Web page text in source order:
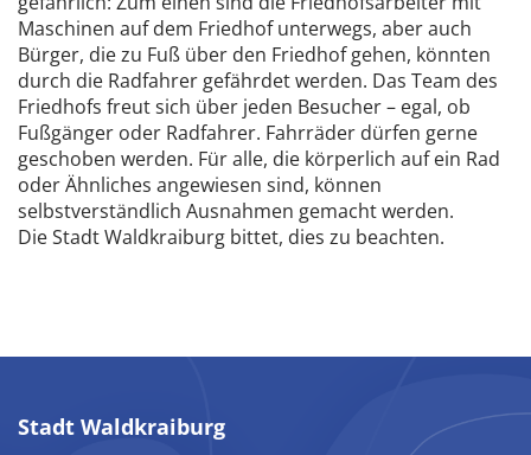
Maschinen auf dem Friedhof unterwegs, aber auch
Bürger, die zu Fuß über den Friedhof gehen, könnten
durch die Radfahrer gefährdet werden. Das Team des
Friedhofs freut sich über jeden Besucher – egal, ob
Fußgänger oder Radfahrer. Fahrräder dürfen gerne
geschoben werden. Für alle, die körperlich auf ein Rad
oder Ähnliches angewiesen sind, können
selbstverständlich Ausnahmen gemacht werden.
Die Stadt Waldkraiburg bittet, dies zu beachten.
Stadt Waldkraiburg